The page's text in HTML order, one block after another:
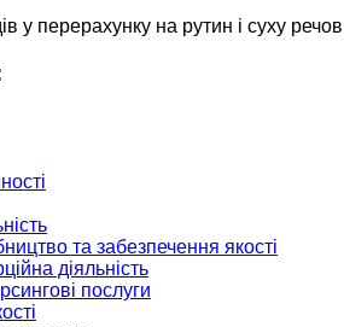
у перерахунку на рутин і суху
та забезпечення якості
діяльність
послуги